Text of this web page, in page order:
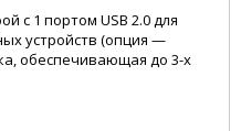
с 1 портом USB 2.0 для
устройств (опция —
обеспечивающая до 3-х